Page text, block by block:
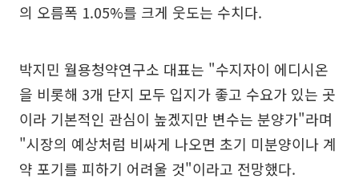
의 오름폭 1.05%를 크게 웃도는 수치다.
박지민 월용청약연구소 대표는 "수지자이 에디시온
을 비롯해 3개 단지 모두 입지가 좋고 수요가 있는 곳
이라 기본적인 관심이 높겠지만 변수는 분양가"라며
"시장의 예상처럼 비싸게 나오면 초기 미분양이나 계
약 포기를 피하기 어려울 것"이라고 전망했다.